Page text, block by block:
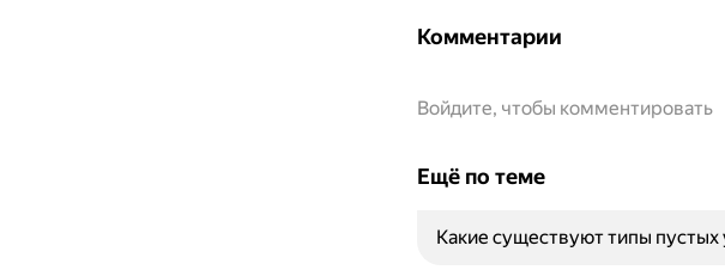
Комментарии
Войдите, чтобы комментировать
Ещё по теме
Какие существуют типы